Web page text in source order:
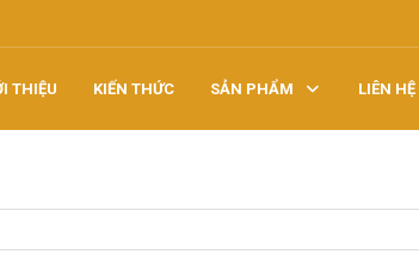
THIỆU KIẾN THỨC SẢN PHẨM LIÊN HỆ